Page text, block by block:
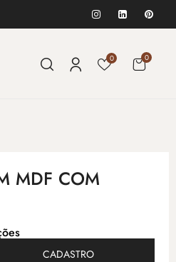
0 0
MDF COM
CADASTRO